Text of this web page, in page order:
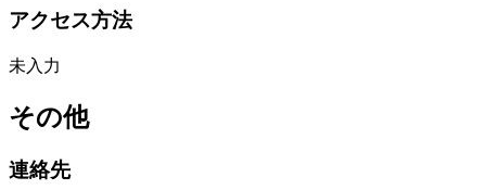
アクセス方法
未入力
その他
連絡先